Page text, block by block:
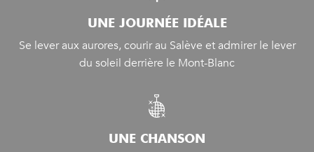
UNE JOURNÉE IDÉALE
Se lever aux aurores, courir au Salève et admirer le lever
du soleil derrière le Mont-Blanc
UNE CHANSON